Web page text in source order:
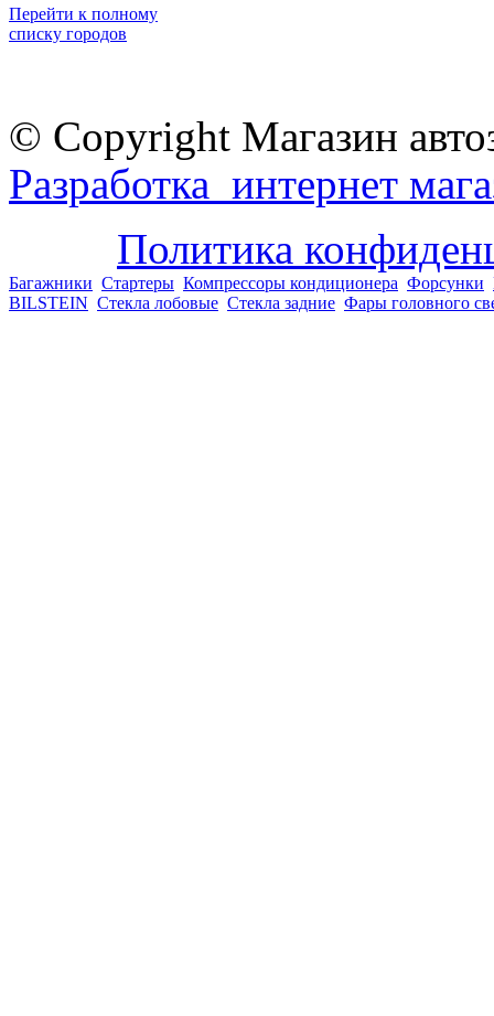
Перейти к полному
списку городов
© Copyright Магазин
Разработка интернет
Политика
Багажники Стартеры Компрессоры кондиционера Форсунки
BILSTEIN Стекла лобовые Стекла задние Фары головного